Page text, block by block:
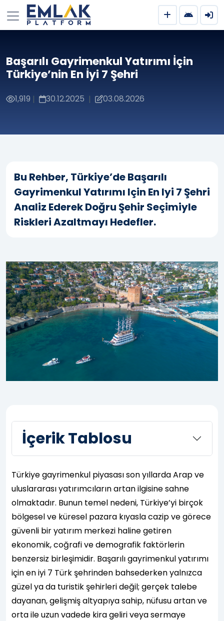
Başarılı Gayrimenkul Yatırımı İçin
Türkiye’nin En İyi 7 Şehri
1,919 | 30.12.2025 | 03.08.2026
Bu Rehber, Türkiye’de Başarılı
Gayrimenkul Yatırımı Için En Iyi 7 Şehri
Analiz Ederek Doğru Şehir Seçimiyle
Riskleri Azaltmayı Hedefler.
İçerik Tablosu
Türkiye gayrimenkul piyasası son yıllarda Arap ve
uluslararası yatırımcıların artan ilgisine sahne
olmaktadır. Bunun temel nedeni, Türkiye’yi birçok
bölgesel ve küresel pazara kıyasla cazip ve görece
güvenli bir yatırım merkezi haline getiren
ekonomik, coğrafi ve demografik faktörlerin
benzersiz birleşimidir. Başarılı gayrimenkul yatırımı
için en iyi 7 Türk şehrinden bahsederken yalnızca
güzel ya da turistik şehirleri değil; gerçek talebe
dayanan, gelişmiş altyapıya sahip, nüfusu artan ve
orta ile uzun vadede kira geliri veya sermaye